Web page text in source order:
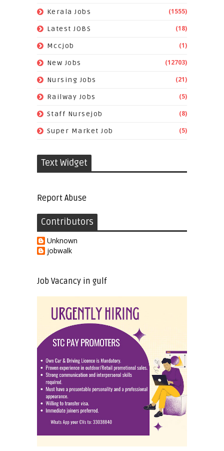
Kerala Jobs (1555)
Latest JOBS (18)
Mccjob (1)
New Jobs (12703)
Nursing Jobs (21)
Railway Jobs (5)
Staff Nursejob (8)
Super Market Job (5)
Text Widget
Report Abuse
Contributors
Unknown
jobwalk
Job Vacancy in gulf